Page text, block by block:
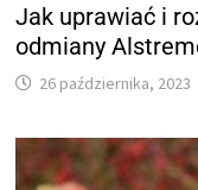
Jak uprawiać i
odmiany
26 października, 2023